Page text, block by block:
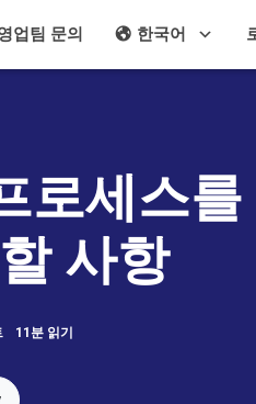
한국어
업팀 문의
로세스
사항
11분 읽기